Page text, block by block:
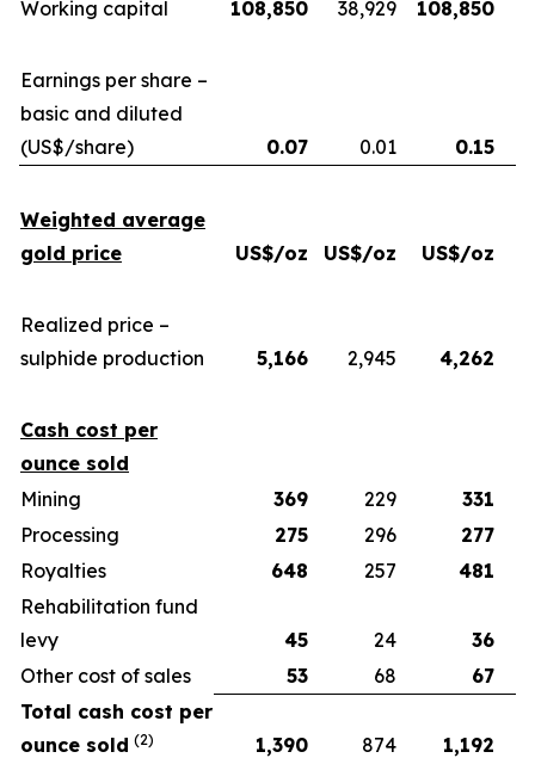
Working capital 108,850 38,929 108,850
Earnings per share –
basic and diluted
(US$/share)
0.07 0.01 0.15
Weighted average
gold price
US$/oz US$/oz US$/oz
Realized price –
sulphide production
5,166 2,945 4,262
Cash cost per
ounce sold
Mining
369 229
331
Processing
275 296
277
Royalties
648 257
481
Rehabilitation fund
levy
45 24
36
Other cost of sales
53 68
67
Total cash cost per
ounce sold (2) 1,390 874 1,192